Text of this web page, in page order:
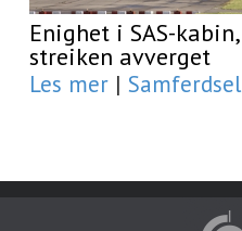
Enighet i SAS-kabin,
streiken avverget
Les mer | Samferdsel